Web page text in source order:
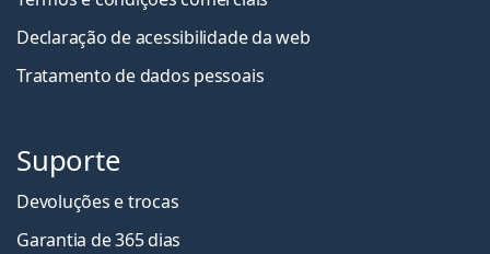
Declaração de acessibilidade da web
Tratamento de dados pessoais
Suporte
Devoluções e trocas
Garantia de 365 dias